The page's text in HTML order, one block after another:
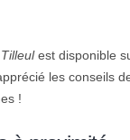
Tilleulest disponible
les conseils
!